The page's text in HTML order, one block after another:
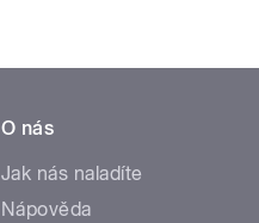
O nás
Jak nás naladíte
Nápověda